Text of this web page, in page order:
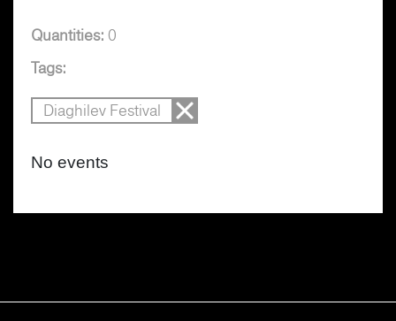
Quantities: 0
Tags:
Diaghilev Festival
No events